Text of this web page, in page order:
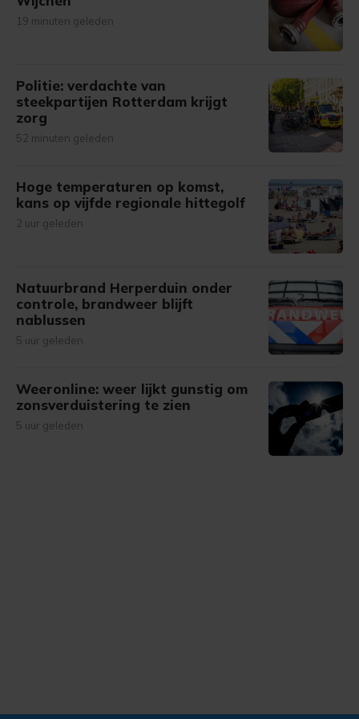
19 minuten geleden
Politie: verdachte van
steekpartijen Rotterdam krijgt
zorg
52 minuten geleden
Hoge temperaturen op komst,
kans op vijfde regionale hittegolf
2 uur geleden
Natuurbrand Herperduin onder
controle, brandweer blijft
nablussen
5 uur geleden
Weeronline: weer lijkt gunstig om
zonsverduistering te zien
5 uur geleden